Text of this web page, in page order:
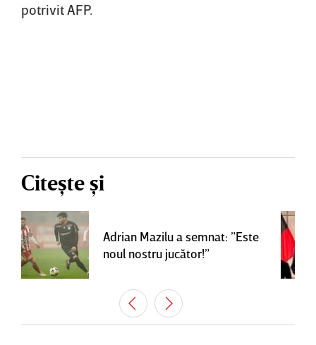
potrivit AFP.
Citește și
Adrian Mazilu a semnat: ”Este
noul nostru jucător!”